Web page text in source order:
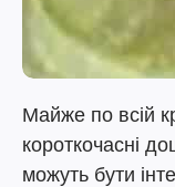
Майже по всій
короткочасні
можуть бути